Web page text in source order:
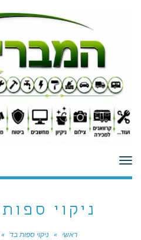
תפריט
ניקוי
ראשי » ניקוי ספות בד »